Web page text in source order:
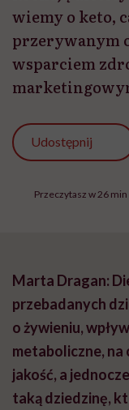
Marta Dragan:
przebadanych
o żywieniu,
metaboliczne, na
taką dziedzinę,
wieloczynnikowo.
dietetyka jest pod
Pewne
To efekt tego, jak
media i jak mocno
zaskakujące